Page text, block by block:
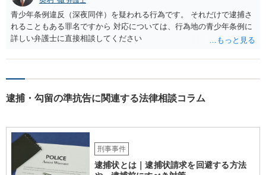
青少年条例違反（深夜同伴）を疑われる行為です。 それだけで逮捕さ
れることもある罪名ですから 対応については、行為地の青少年条例に
詳しい弁護士に直接相談してください
逮捕・勾留の準抗告に関連する法律相談コラム
刑事事件
逮捕状とは｜逮捕状請求を回避する方法